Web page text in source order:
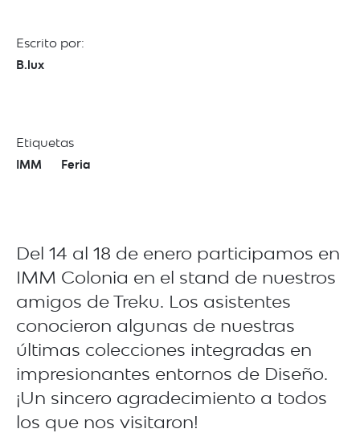
Escrito por:
B.lux
Etiquetas
IMM
Feria
Del 14 al 18 de enero participamos en
IMM Colonia en el stand de nuestros
amigos de Treku. Los asistentes
conocieron algunas de nuestras
últimas colecciones integradas en
impresionantes entornos de Diseño.
¡Un sincero agradecimiento a todos
los que nos visitaron!